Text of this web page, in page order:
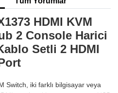
HDMI KVM
2 Console Harici
Setli 2 HDMI
Switch, iki farklı bilgisayar veya